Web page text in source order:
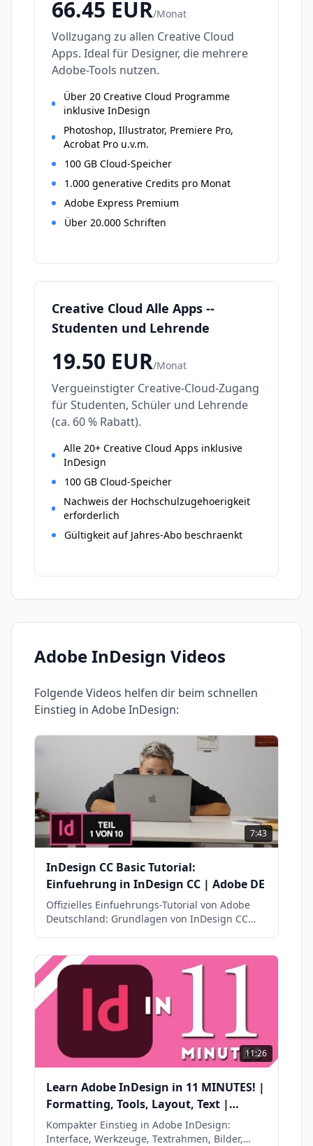
66.45 EUR/Monat
Vollzugang zu allen Creative Cloud
Apps. Ideal für Designer, die mehrere
Adobe-Tools nutzen.
Über 20 Creative Cloud Programme
inklusive InDesign
Photoshop, Illustrator, Premiere Pro,
Acrobat Pro u.v.m.
100 GB Cloud-Speicher
1.000 generative Credits pro Monat
Adobe Express Premium
Über 20.000 Schriften
Creative Cloud Alle Apps --
Studenten und Lehrende
19.50 EUR/Monat
Vergueinstigter Creative-Cloud-Zugang
für Studenten, Schüler und Lehrende
(ca. 60 % Rabatt).
Alle 20+ Creative Cloud Apps inklusive
InDesign
100 GB Cloud-Speicher
Nachweis der Hochschulzugehoerigkeit
erforderlich
Gültigkeit auf Jahres-Abo beschraenkt
Adobe InDesign Videos
Folgende Videos helfen dir beim schnellen
Einstieg in Adobe InDesign:
7:43
InDesign CC Basic Tutorial:
Einfuehrung in InDesign CC | Adobe DE
Offizielles Einfuehrungs-Tutorial von Adobe
Deutschland: Grundlagen von InDesign CC
11:26
Learn Adobe InDesign in 11 MINUTES! |
Formatting, Tools, Layout, Text |
Beginner Basics
Kompakter Einstieg in Adobe InDesign:
Interface, Werkzeuge, Textrahmen, Bilder,